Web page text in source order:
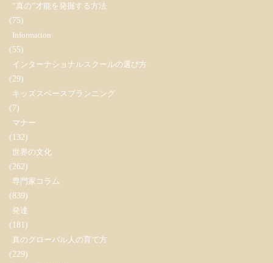
”真の”才能を発掘する方法
(75)
Information
(55)
インターナショナルスクールの選び方
(29)
キッズスペースプランニング
(7)
マナー
(132)
世界の文化
(262)
専門家コラム
(839)
発達
(181)
真のグローバル人の育て方
(229)